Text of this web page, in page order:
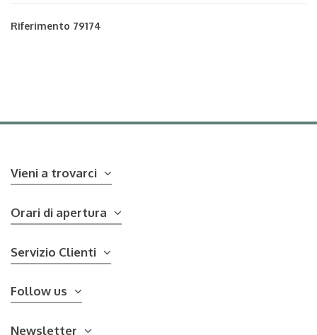
Riferimento 79174
Vieni a trovarci
Orari di apertura
Servizio Clienti
Follow us
Newsletter